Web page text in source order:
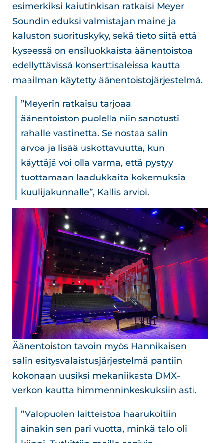
esimerkiksi kaiutinkisan ratkaisi Meyer
Soundin eduksi valmistajan maine ja
kaluston suorituskyky, sekä tieto siitä että
kyseessä on ensiluokkaista äänentoistoa
edellyttävissä konserttisaleissa kautta
maailman käytetty äänentoistojärjestelmä.
”Meyerin ratkaisu tarjoaa
äänentoiston puolella niin sanotusti
rahalle vastinetta. Se nostaa salin
arvoa ja lisää uskottavuutta, kun
käyttäjä voi olla varma, että pystyy
tuottamaan laadukkaita kokemuksia
kuulijakunnalle”, Kallis arvioi.
Äänentoiston tavoin myös Hannikaisen
salin esitysvalaistusjärjestelmä pantiin
kokonaan uusiksi mekaniikasta DMX-
verkon kautta himmenninkeskuksiin asti.
”Valopuolen laitteistoa haarukoitiin
ainakin sen pari vuotta, minkä talo oli